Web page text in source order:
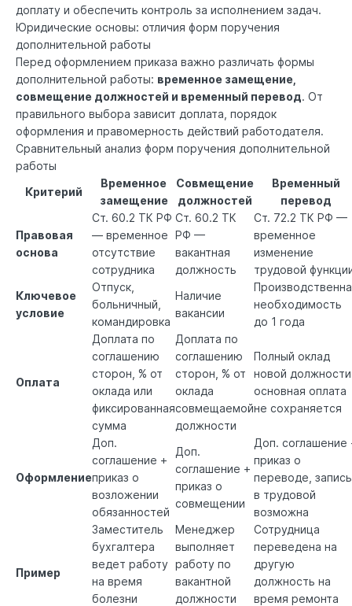
доплату и обеспечить контроль за исполнением задач.
Юридические основы: отличия форм поручения
дополнительной работы
Перед оформлением приказа важно различать формы
дополнительной работы: временное замещение,
совмещение должностей и временный перевод. От
правильного выбора зависит доплата, порядок
оформления и правомерность действий работодателя.
Сравнительный анализ форм поручения дополнительной
работы
Критерий
Временное
замещение
Совмещение
должностей
Временный
перевод
Правовая
основа
Ст. 60.2 ТК РФ
— временное
отсутствие
сотрудника
Ст. 60.2 ТК
РФ —
вакантная
должность
Ст. 72.2 ТК РФ —
временное
изменение
трудовой
Ключевое
условие
Отпуск,
больничный,
командировка
Наличие
вакансии
необходимость
до 1 года
Оплата
Доплата по
соглашению
сторон, % от
оклада или
фиксированная
сумма
Доплата по
соглашению
сторон, % от
оклада
совмещаемой
должности
Полный оклад
новой
основная оплата
не сохраняется
Оформление
Доп.
соглашение +
приказ о
возложении
обязанностей
Доп.
соглашение +
приказ о
совмещении
Доп. соглашение
приказ о
переводе, запись
в трудовой
возможна
Пример
Заместитель
бухгалтера
ведет работу
на время
болезни
Менеджер
выполняет
работу по
вакантной
должности
Сотрудница
переведена на
другую
должность на
время ремонта